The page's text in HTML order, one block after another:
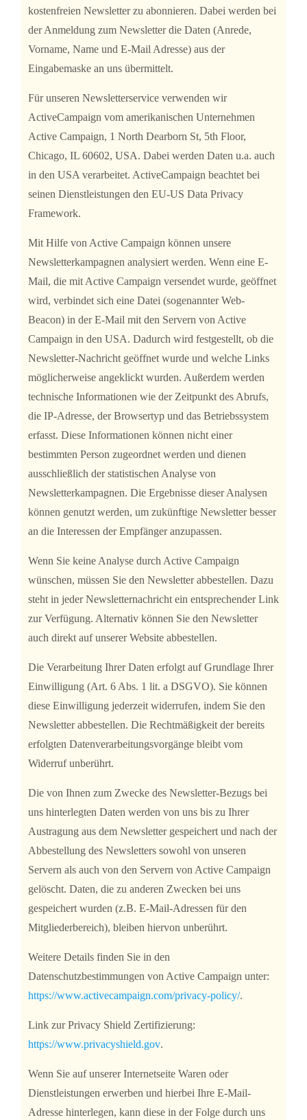
kostenfreien Newsletter zu abonnieren. Dabei werden bei
der Anmeldung zum Newsletter die Daten (Anrede,
Vorname, Name und E-Mail Adresse) aus der
Eingabemaske an uns übermittelt.
Für unseren Newsletterservice verwenden wir
ActiveCampaign vom amerikanischen Unternehmen
Active Campaign, 1 North Dearborn St, 5th Floor,
Chicago, IL 60602, USA. Dabei werden Daten u.a. auch
in den USA verarbeitet. ActiveCampaign beachtet bei
seinen Dienstleistungen den EU-US Data Privacy
Framework.
Mit Hilfe von Active Campaign können unsere
Newsletterkampagnen analysiert werden. Wenn eine E-
Mail, die mit Active Campaign versendet wurde, geöffnet
wird, verbindet sich eine Datei (sogenannter Web-
Beacon) in der E-Mail mit den Servern von Active
Campaign in den USA. Dadurch wird festgestellt, ob die
Newsletter-Nachricht geöffnet wurde und welche Links
möglicherweise angeklickt wurden. Außerdem werden
technische Informationen wie der Zeitpunkt des Abrufs,
die IP-Adresse, der Browsertyp und das Betriebssystem
erfasst. Diese Informationen können nicht einer
bestimmten Person zugeordnet werden und dienen
ausschließlich der statistischen Analyse von
Newsletterkampagnen. Die Ergebnisse dieser Analysen
können genutzt werden, um zukünftige Newsletter besser
an die Interessen der Empfänger anzupassen.
Wenn Sie keine Analyse durch Active Campaign
wünschen, müssen Sie den Newsletter abbestellen. Dazu
steht in jeder Newsletternachricht ein entsprechender Link
zur Verfügung. Alternativ können Sie den Newsletter
auch direkt auf unserer Website abbestellen.
Die Verarbeitung Ihrer Daten erfolgt auf Grundlage Ihrer
Einwilligung (Art. 6 Abs. 1 lit. a DSGVO). Sie können
diese Einwilligung jederzeit widerrufen, indem Sie den
Newsletter abbestellen. Die Rechtmäßigkeit der bereits
erfolgten Datenverarbeitungsvorgänge bleibt vom
Widerruf unberührt.
Die von Ihnen zum Zwecke des Newsletter-Bezugs bei
uns hinterlegten Daten werden von uns bis zu Ihrer
Austragung aus dem Newsletter gespeichert und nach der
Abbestellung des Newsletters sowohl von unseren
Servern als auch von den Servern von Active Campaign
gelöscht. Daten, die zu anderen Zwecken bei uns
gespeichert wurden (z.B. E-Mail-Adressen für den
Mitgliederbereich), bleiben hiervon unberührt.
Weitere Details finden Sie in den
Datenschutzbestimmungen von Active Campaign unter:
https://www.activecampaign.com/privacy-policy/.
Link zur Privacy Shield Zertifizierung:
https://www.privacyshield.gov.
Wenn Sie auf unserer Internetseite Waren oder
Dienstleistungen erwerben und hierbei Ihre E-Mail-
Adresse hinterlegen, kann diese in der Folge durch uns